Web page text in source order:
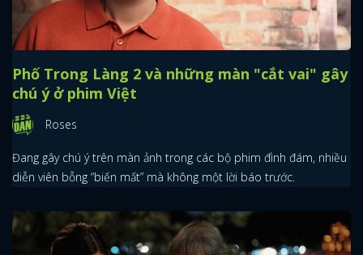
Phố Trong Làng 2 và những màn "cắt vai" gây
chú ý ở phim Việt
Roses
Đang gây chú ý trên màn ảnh trong các bộ phim đình đám, nhiều
diễn viên bỗng “biến mất” mà không một lời báo trước.